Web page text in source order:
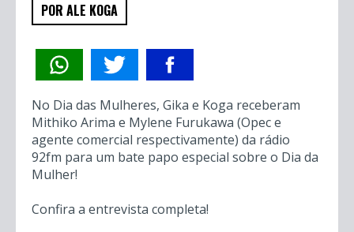
POR ALE KOGA
No Dia das Mulheres, Gika e Koga receberam
Mithiko Arima e Mylene Furukawa (Opec e
agente comercial respectivamente) da rádio
92fm para um bate papo especial sobre o Dia da
Mulher!
Confira a entrevista completa!